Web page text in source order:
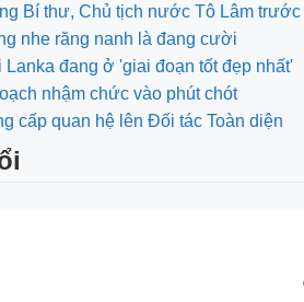
Bí thư, Chủ tịch nước Tô Lâm trước
nhe răng nanh là đang cười
Lanka đang ở 'giai đoạn tốt đẹp nhất'
nhậm chức vào phút chót
cấp quan hệ lên Đối tác Toàn diện